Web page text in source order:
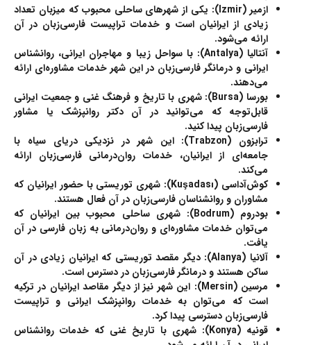
ازمیر (Izmir)
: یکی از شهرهای ساحلی محبوب که میزبان تعداد
زیادی از ایرانیان است و خدمات تراپیست فارسی‌زبان در آن
ارائه می‌شود.
آنتالیا (Antalya)
: با سواحل زیبا و مهاجران ایرانی، روانشناس
ایرانی و درمانگر فارسی‌زبان در این شهر خدمات مشاوره‌ای ارائه
می‌دهند.
بورسا (Bursa)
: شهری با تاریخ و فرهنگ غنی و جمعیت ایرانی
قابل‌توجه که می‌توانید در آندکتر روانپزشک یا مشاور
فارسی‌زبان پیدا کنید.
ترابزون (Trabzon)
: این شهر در نزدیکی دریای سیاه با
جامعه‌ای از ایرانیان، خدمات روان‌درمانی فارسی‌زبان ارائه
می‌کند.
کوش‌آداسی (Kuşadası)
: شهری توریستی با حضور ایرانیان که
مشاوران و روانشناسان فارسی‌زبان در آن فعال هستند.
بودروم (Bodrum)
: شهری ساحلی محبوب بین ایرانیان که
می‌توان خدمات مشاوره‌ای و روان‌درمانی به زبان فارسی در آن
یافت.
آلانیا (Alanya)
: دیگر مقصد توریستی که ایرانیان زیادی در آن
ساکن هستند و درمانگر فارسی‌زبان در دسترس است.
مرسین (Mersin)
: این شهر نیز از دیگر مقاصد ایرانیان در ترکیه
است که می‌توان به خدمات روانپزشک ایرانی و تراپیست
فارسی‌زبان دسترسی پیدا کرد.
قونیه (Konya)
: شهری با تاریخ غنی که خدمات روانشناس